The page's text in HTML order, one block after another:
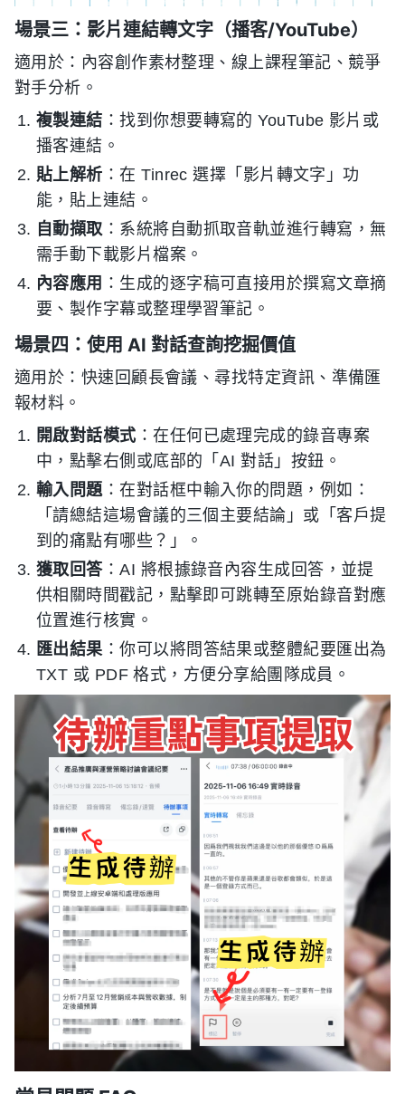
場景三：影片連結轉文字（播客/YouTube）
適用於：內容創作素材整理、線上課程筆記、競爭
對手分析。
複製連結 ：找到你想要轉寫的 YouTube 影片或
播客連結。
貼上解析 ：在 Tinrec 選擇「影片轉文字」功
能，貼上連結。
自動擷取：系統將自動抓取音軌並進行轉寫，無
需手動下載影片檔案。
內容應用 ：生成的逐字稿可直接用於撰寫文章摘
要、製作字幕或整理學習筆記。
場景四：使用 AI 對話查詢挖掘價值
適用於：快速回顧長會議、尋找特定資訊、準備匯
報材料。
開啟對話模式：在任何已處理完成的錄音專案
中，點擊右側或底部的「AI 對話」按鈕。
輸入問題：在對話框中輸入你的問題，例如：
「請總結這場會議的三個主要結論」或「客戶提
到的痛點有哪些？」。
獲取回答：AI 將根據錄音內容生成回答，並提
供相關時間戳記，點擊即可跳轉至原始錄音對應
位置進行核實。
匯出結果：你可以將問答結果或整體紀要匯出為
TXT 或 PDF 格式，方便分享給團隊成員。